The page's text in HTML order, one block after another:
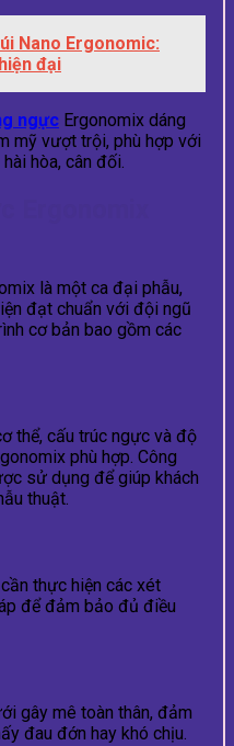
Nano Ergonomic:
đại
ngực Ergonomix dáng
mỹ vượt trội, phù hợp với
hòa, cân đối.
là một ca đại phẫu,
đạt chuẩn với đội ngũ
cơ bản bao gồm các
thể, cấu trúc ngực và độ
phù hợp. Công
sử dụng để giúp khách
thuật.
thực hiện các xét
để đảm bảo đủ điều
gây mê toàn thân, đảm
đau đớn hay khó chịu.